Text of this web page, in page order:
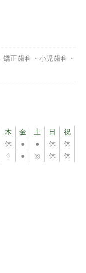
正歯科・小児歯科・
木 金 土 日
祝
休 ● ● 休
休
♢ ● ◎ 休
休